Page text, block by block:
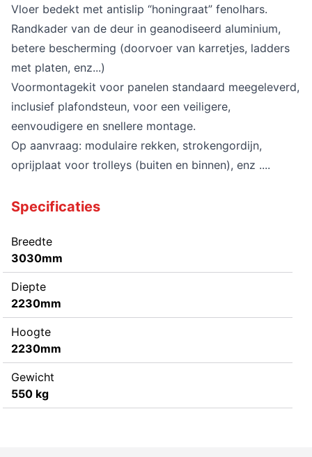
Vloer bedekt met antislip “honingraat” fenolhars.
Randkader van de deur in geanodiseerd aluminium,
betere bescherming (doorvoer van karretjes, ladders
met platen, enz...)
Voormontagekit voor panelen standaard meegeleverd,
inclusief plafondsteun, voor een veiligere,
eenvoudigere en snellere montage.
Op aanvraag: modulaire rekken, strokengordijn,
oprijplaat voor trolleys (buiten en binnen), enz ....
Specificaties
Breedte
3030mm
Diepte
2230mm
Hoogte
2230mm
Gewicht
550 kg